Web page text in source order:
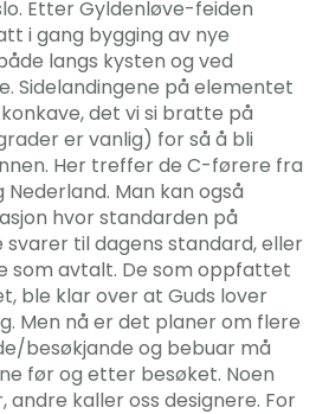
Etter Gyldenløve-feiden
i gang bygging av nye
langs kysten og ved
Sidelandingene på elementet
det vi si bratte på
er vanlig) for så å bli
Her treffer de C-førere fra
Nederland. Man kan også
hvor standarden på
til dagens standard, eller
som avtalt. De som oppfattet
ble klar over at Guds lover
Men nå er det planer om flere
besøkjande og bebuar må
før og etter besøket. Noen
andre kaller oss designere. For